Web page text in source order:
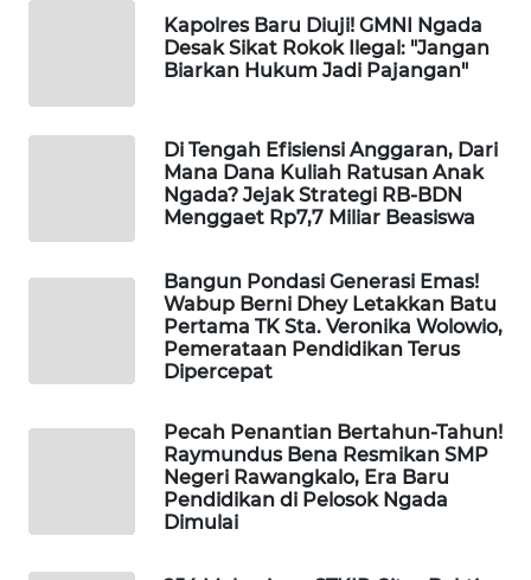
Kapolres Baru Diuji! GMNI Ngada
Desak Sikat Rokok Ilegal: "Jangan
Biarkan Hukum Jadi Pajangan"
Di Tengah Efisiensi Anggaran, Dari
Mana Dana Kuliah Ratusan Anak
Ngada? Jejak Strategi RB-BDN
Menggaet Rp7,7 Miliar Beasiswa
Bangun Pondasi Generasi Emas!
Wabup Berni Dhey Letakkan Batu
Pertama TK Sta. Veronika Wolowio,
Pemerataan Pendidikan Terus
Dipercepat
Pecah Penantian Bertahun-Tahun!
Raymundus Bena Resmikan SMP
Negeri Rawangkalo, Era Baru
Pendidikan di Pelosok Ngada
Dimulai
TAMBANG
NEWS